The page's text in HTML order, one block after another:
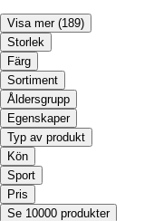
Visa mer (189)
Storlek
Färg
Sortiment
Åldersgrupp
Egenskaper
Typ av produkt
Kön
Sport
Pris
Se 10000 produkter